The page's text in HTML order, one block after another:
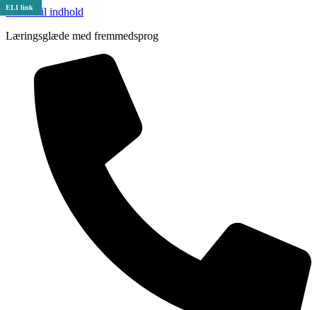
Videre til indhold
Læringsglæde med fremmedsprog
ELI link